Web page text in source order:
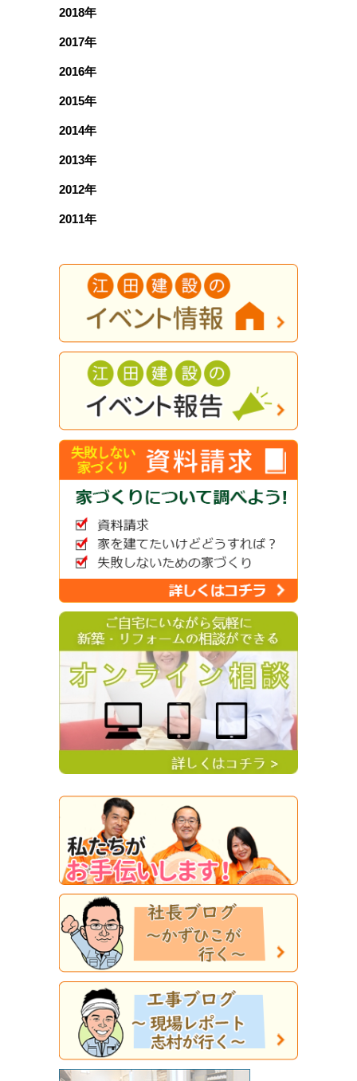
2018年
2017年
2016年
2015年
2014年
2013年
2012年
2011年